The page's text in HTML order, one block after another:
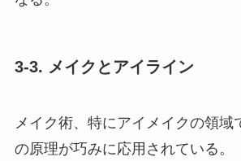
3-3. メイクとアイライン
メイク術、特にアイメイクの領域
の原理が巧みに応用されている。